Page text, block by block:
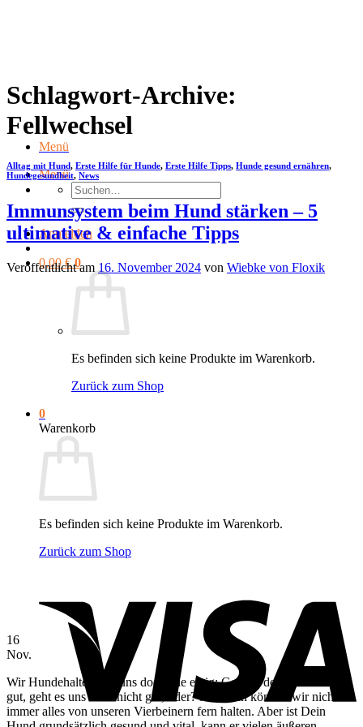
Menü
Menü
Suchen
nach:
Anmelden
0,00€ 0
Es befinden sich keine Produkte im Warenkorb.
Zurück zum Shop
0
Warenkorb
Es befinden sich keine Produkte im Warenkorb.
Zurück zum Shop
Schlagwort-Archive:
Fellwechsel
Alltag mit Hund, Erste Hilfe für Hunde, Erste Hilfe Tipps, Hunde gesund ernähren,
Hundegesundheit, News
Immunsystem beim Hund stärken – 5
ultimative & einfache Tipps
Veröffentlicht am 16. November 2024 von Wiebke von Floxik
16
Nov.
Wir Hundehalter sind uns doch alle einig: Geht es dem Hund nicht
gut, geht es uns auch nicht gut, oder? Natürlich können wir nicht
immer alles von unseren Vierbeinern fern halten. Aber ist Dein